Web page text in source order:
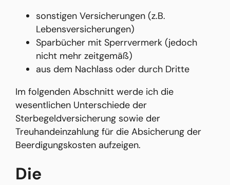
sonstigen Versicherungen (z.B.
Lebensversicherungen)
Sparbücher mit Sperrvermerk (jedoch
nicht mehr zeitgemäß)
aus dem Nachlass oder durch Dritte
Im folgenden Abschnitt werde ich die
wesentlichen Unterschiede der
Sterbegeldversicherung sowie der
Treuhandeinzahlung für die Absicherung der
Beerdigungskosten aufzeigen.
Die